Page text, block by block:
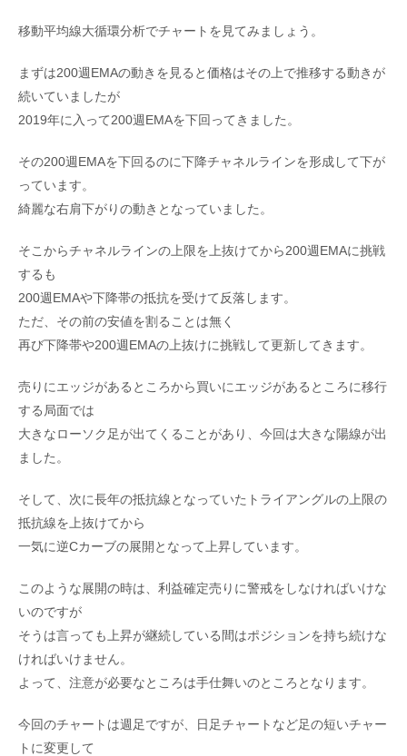
移動平均線大循環分析でチャートを見てみましょう。
まずは200週EMAの動きを見ると価格はその上で推移する動きが
続いていましたが
2019年に入って200週EMAを下回ってきました。
その200週EMAを下回るのに下降チャネルラインを形成して下が
っています。
綺麗な右肩下がりの動きとなっていました。
そこからチャネルラインの上限を上抜けてから200週EMAに挑戦
するも
200週EMAや下降帯の抵抗を受けて反落します。
ただ、その前の安値を割ることは無く
再び下降帯や200週EMAの上抜けに挑戦して更新してきます。
売りにエッジがあるところから買いにエッジがあるところに移行
する局面では
大きなローソク足が出てくることがあり、今回は大きな陽線が出
ました。
そして、次に長年の抵抗線となっていたトライアングルの上限の
抵抗線を上抜けてから
一気に逆Cカーブの展開となって上昇しています。
このような展開の時は、利益確定売りに警戒をしなければいけな
いのですが
そうは言っても上昇が継続している間はポジションを持ち続けな
ければいけません。
よって、注意が必要なところは手仕舞いのところとなります。
今回のチャートは週足ですが、日足チャートなど足の短いチャー
トに変更して